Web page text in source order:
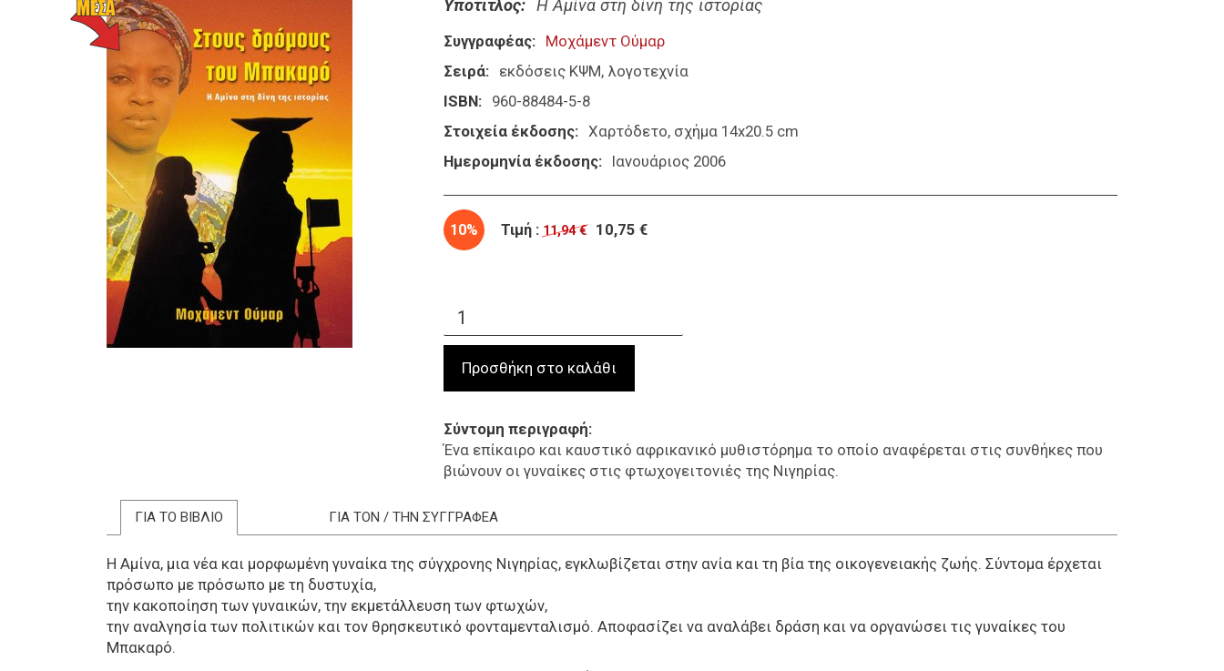
Υπότιτλος H Αμίνα στη δίνη της ιστορίας
Συγγραφέας
Μοχάμεντ Ούμαρ
Σειρά
εκδόσεις ΚΨΜ λογοτεχνία
ISBN
960-88484-5-8
Στοιχεία έκδοσης
Χαρτόδετο, σχήμα 14x20.5 cm
Ημερομηνία έκδοσης
Ιανουάριος 2006
10% Τιμή : 11,94 € 10,75 €
Σύντομη περιγραφή
Ένα επίκαιρο και καυστικό αφρικανικό μυθιστόρημα το οποίο αναφέρεται στις συνθήκες που
βιώνουν οι γυναίκες στις φτωχογειτονιές της Νιγηρίας.
ΓΙΑ ΤΟ ΒΙΒΛΙΟ ΓΙΑ ΤΟΝ / ΤΗΝ ΣΥΓΓΡΑΦΕΑ
Η Αμίνα, μια νέα και μορφωμένη γυναίκα της σύγχρονης Νιγηρίας, εγκλωβίζεται στην ανία και τη βία της οικογενειακής ζωής. Σύντομα έρχεται
πρόσωπο με πρόσωπο με τη δυστυχία,
την κακοποίηση των γυναικών, την εκμετάλλευση των φτωχών,
την αναλγησία των πολιτικών και τον θρησκευτικό φονταμενταλισμό. Αποφασίζει να αναλάβει δράση και να οργανώσει τις γυναίκες του
Μπακαρό.